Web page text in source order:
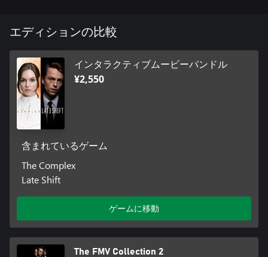
paradise, the inhabitants of The Infinity unlocked the door to a
エディションの比較
インタラクティブムービーバンドル
¥2,550
含まれているゲーム
The Complex
Late Shift
ゲームに移動
The FMV Collection 2